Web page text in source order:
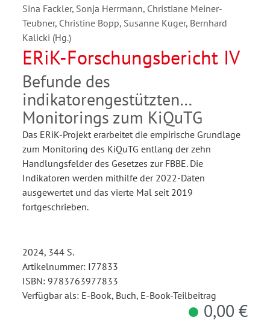
Sina Fackler, Sonja Herrmann, Christiane Meiner-
Teubner, Christine Bopp, Susanne Kuger, Bernhard
Kalicki (Hg.)
ERiK-Forschungsbericht IV
Befunde des
indikatorengestützten
Monitorings zum KiQuTG
Das ERiK-Projekt erarbeitet die empirische Grundlage
zum Monitoring des KiQuTG entlang der zehn
Handlungsfelder des Gesetzes zur FBBE. Die
Indikatoren werden mithilfe der 2022-Daten
ausgewertet und das vierte Mal seit 2019
fortgeschrieben.
2024, 344 S.
Artikelnummer: I77833
ISBN: 9783763977833
Verfügbar als: E-Book, Buch, E-Book-Teilbeitrag
0,00 €